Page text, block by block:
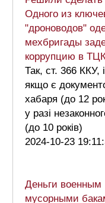
Одного из
"дроноводов"
мехбригады
коррупцию в
Так, ст. 366 ККУ,
якщо є
хабаря (до 12
у разі
(до 10 років)
2024-10-23
Деньги военным
мусорными